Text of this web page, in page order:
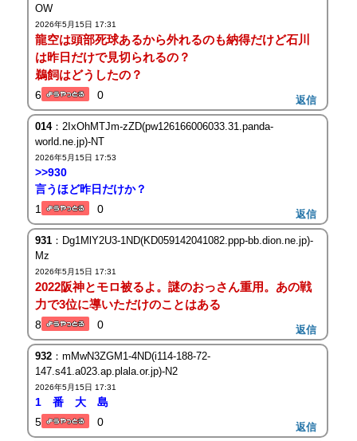
OW
2026年5月15日 17:31
龍空は頭部死球あるから外れるのも納得だけど石川
は昨日だけで見切られるの？
鵜飼はどうしたの？
6 0 返信
014：2IxOhMTJm-zZD(pw126166006033.31.panda-
world.ne.jp)-NT
2026年5月15日 17:53
>>930
言うほど昨日だけか？
1
0 返信
931：Dg1MlY2U3-1ND(KD059142041082.ppp-bb.dion.ne.jp)-
Mz
2026年5月15日 17:31
2022阪神とモロ被るよ。謎のおっさん重用。あの戦
力で3位に導いただけのことはある
8 0 返信
932：mMwN3ZGM1-4ND(i114-188-72-
147.s41.a023.ap.plala.or.jp)-N2
2026年5月15日 17:31
1 番 大 島
5
0 返信